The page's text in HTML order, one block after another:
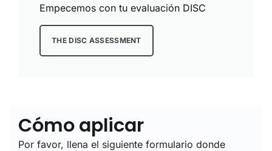
Empecemos con tu evaluación DISC
THE DISC ASSESSMENT
Cómo aplicar
Por favor, llena el siguiente formulario donde